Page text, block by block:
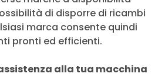
di disporre di ricambi
marca consente quindi
pronti ed efficienti.
alla tua macchina